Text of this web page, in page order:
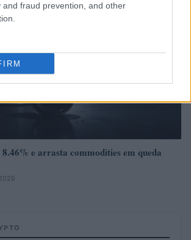
and fraud prevention, and other
e arrasta commodities em queda